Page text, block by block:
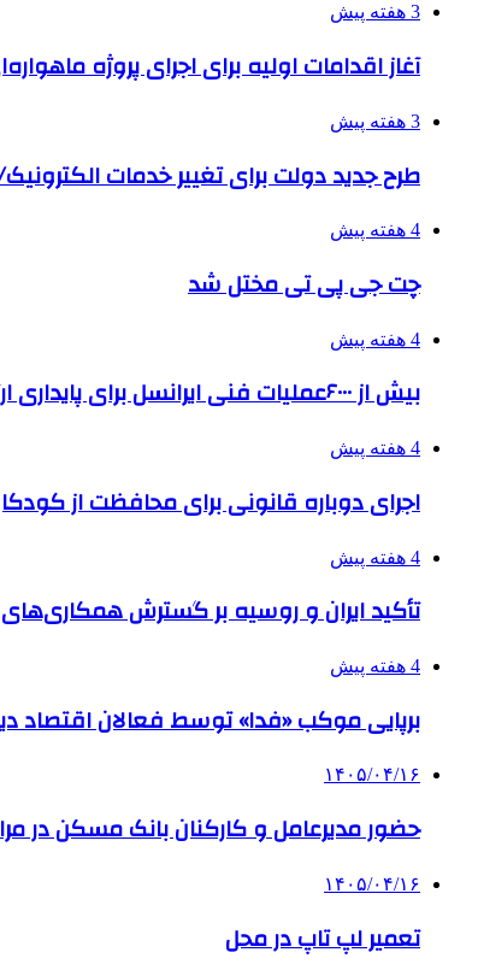
3 هفته پیش
آغاز اقدامات اولیه برای اجرای پروژه
3 هفته پیش
طرح جدید دولت برای تغییر خدمات
4 هفته پیش
چت جی پی تی مختل شد
4 هفته پیش
بیش از ۶۰۰۰عملیات فنی ایرانسل برای پایداری ارتباطات در تشییع رهبر شهید
4 هفته پیش
اجرای دوباره قانونی برای محافظت از
4 هفته پیش
تأکید ایران و روسیه بر گسترش
4 هفته پیش
برپایی موکب «فدا» توسط فعالان اقتصاد
۱۴۰۵/۰۴/۱۶
حضور مدیرعامل و کارکنان بانک مسکن در
۱۴۰۵/۰۴/۱۶
تعمیر لپ تاپ در محل